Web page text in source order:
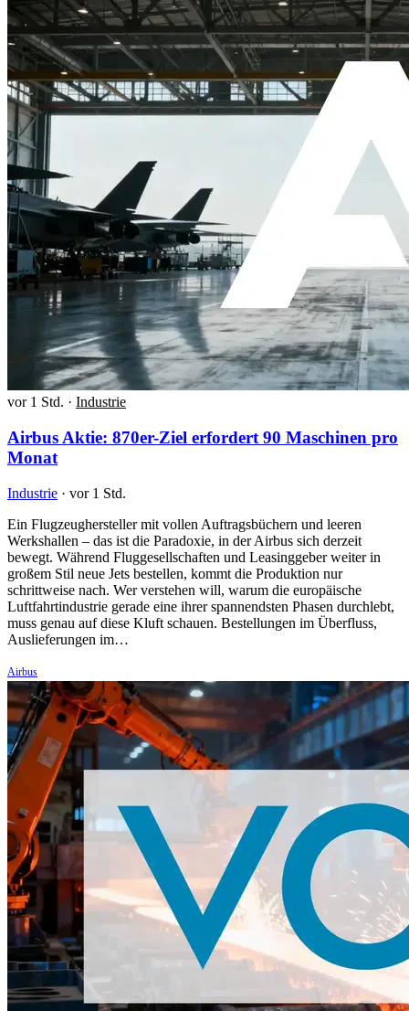
vor 1 Std. · Industrie
Airbus Aktie: 870er-Ziel erfordert 90 Maschinen pro
Monat
Industrie · vor 1 Std.
Ein Flugzeughersteller mit vollen Auftragsbüchern und leeren
Werkshallen – das ist die Paradoxie, in der Airbus sich derzeit
bewegt. Während Fluggesellschaften und Leasinggeber weiter in
großem Stil neue Jets bestellen, kommt die Produktion nur
schrittweise nach. Wer verstehen will, warum die europäische
Luftfahrtindustrie gerade eine ihrer spannendsten Phasen durchlebt,
muss genau auf diese Kluft schauen. Bestellungen im Überfluss,
Auslieferungen im…
Airbus